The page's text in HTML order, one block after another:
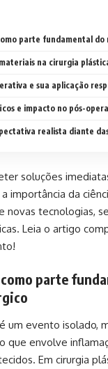
parte fundamental do
na cirurgia
e sua aplicação
e impacto no pós-
realista diante
soluções
importância da
novas tecnologias,
Leia o artigo
parte
um evento isolado,
que envolve
Em cirurgia